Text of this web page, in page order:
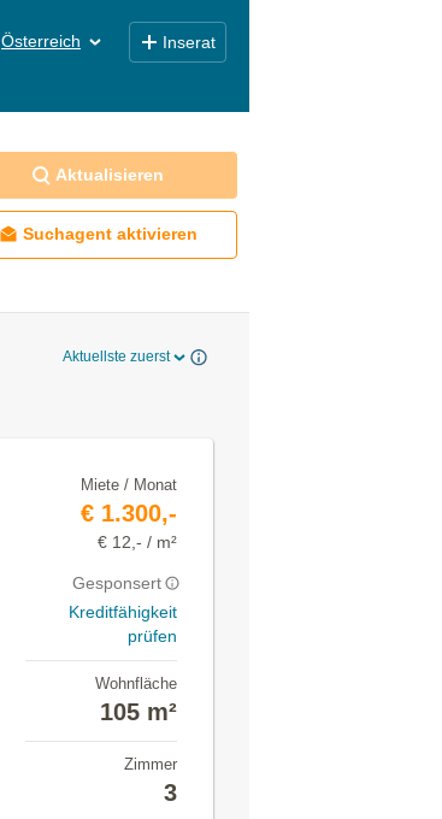
Österreich Inserat
Aktualisieren
Suchagent aktivieren
Aktuellste zuerst
Miete / Monat
€ 1.300,-
€ 12,- / m²
Gesponsert
Kreditfähigkeit
prüfen
Wohnfläche
105 m²
Zimmer
3